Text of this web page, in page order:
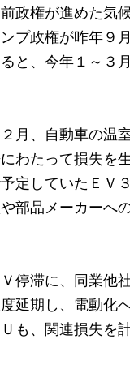
政権が進めた気
プ政権が昨年９
と、今年１～３
月、自動車の温
わたって損失を
定していたＥＶ
部品メーカーへ
停滞に、同業他
延期し、電動化
も、関連損失を